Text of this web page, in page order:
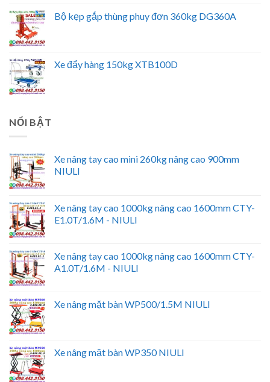
Bộ kẹp gắp thùng phuy đơn 360kg DG360A
Xe đẩy hàng 150kg XTB100D
NỔI BẬT
Xe nâng tay cao mini 260kg nâng cao 900mm
NIULI
Xe nâng tay cao 1000kg nâng cao 1600mm CTY-
E1.0T/1.6M - NIULI
Xe nâng tay cao 1000kg nâng cao 1600mm CTY-
A1.0T/1.6M - NIULI
Xe nâng mặt bàn WP500/1.5M NIULI
Xe nâng mặt bàn WP350 NIULI